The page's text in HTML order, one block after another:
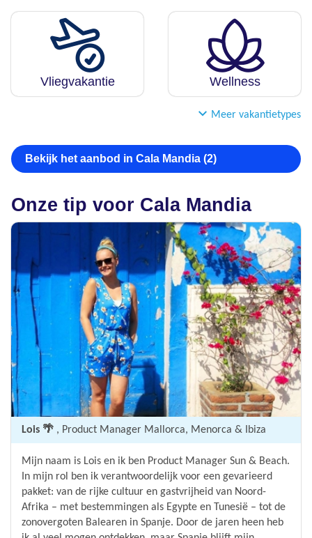
Vliegvakantie Wellness
Meer vakantietypes
Bekijk het aanbod in Cala Mandia (2)
Onze tip voor Cala Mandia
Lois 🌴 , Product Manager Mallorca, Menorca & Ibiza
Mijn naam is Lois en ik ben Product Manager Sun & Beach.
In mijn rol ben ik verantwoordelijk voor een gevarieerd
pakket: van de rijke cultuur en gastvrijheid van Noord-
Afrika – met bestemmingen als Egypte en Tunesië – tot de
zonovergoten Balearen in Spanje. Door de jaren heen heb